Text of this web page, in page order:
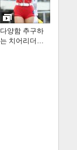
다양함 추구하
는 치어리더…